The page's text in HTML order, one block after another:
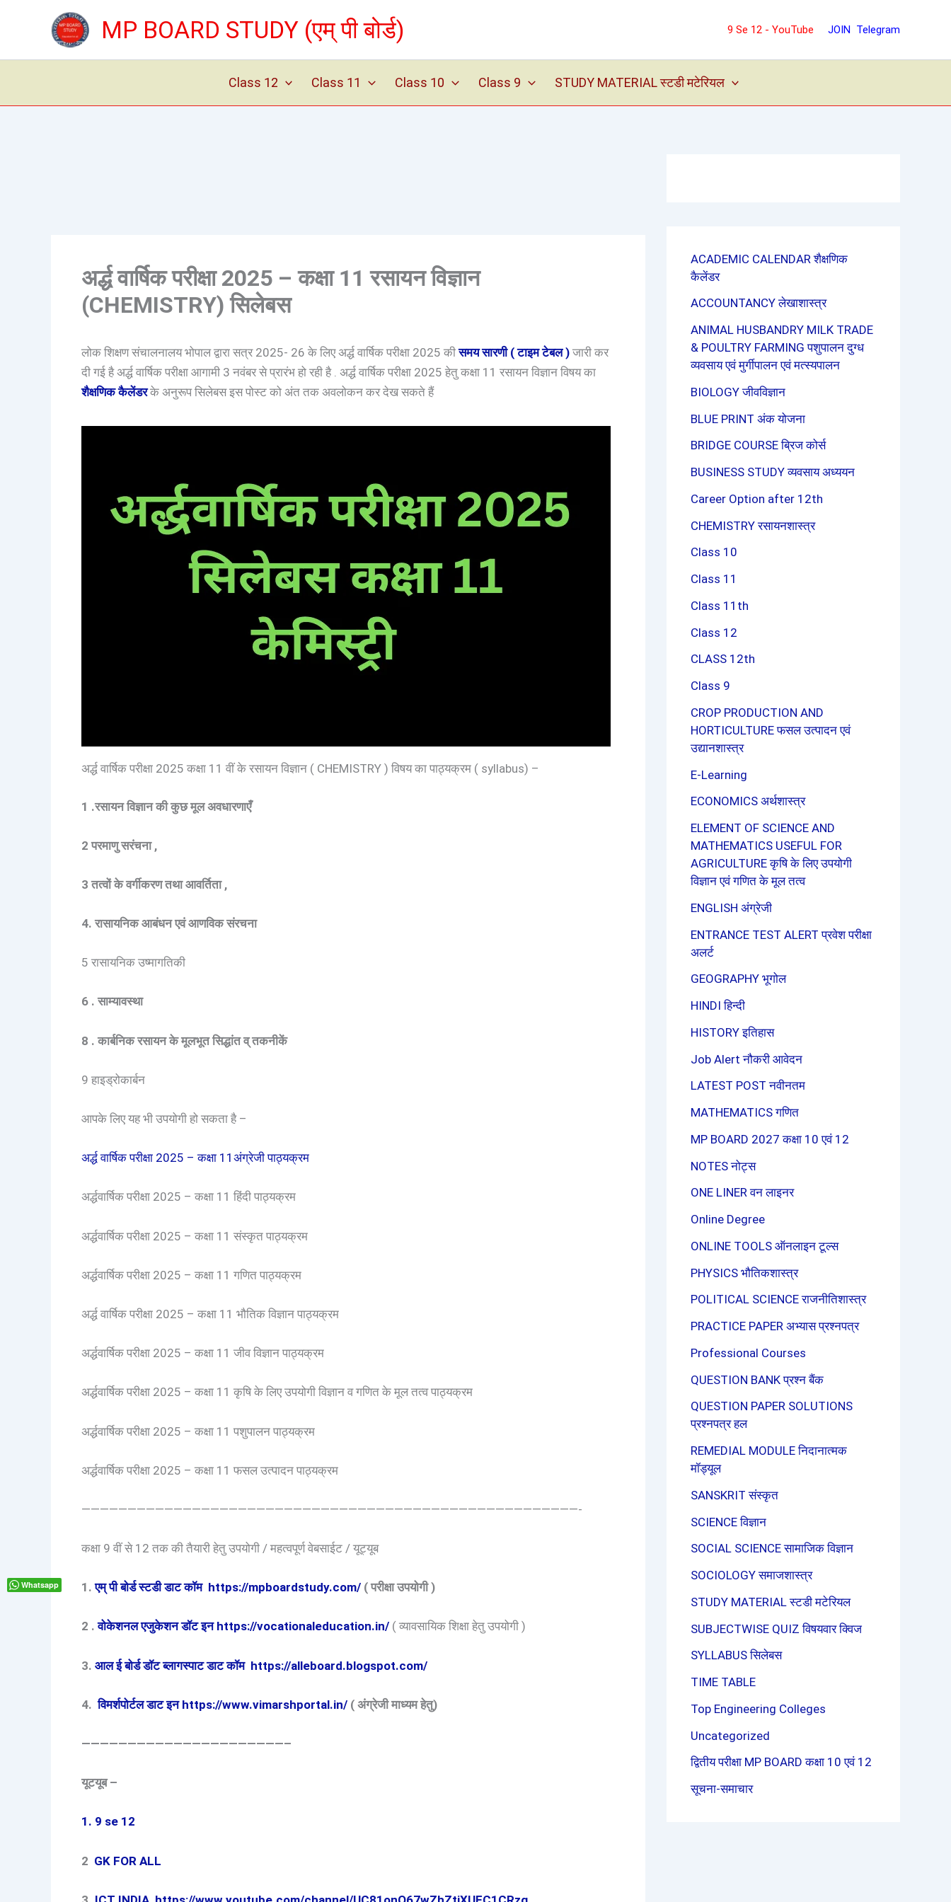
MP BOARD STUDY (एम् पी बोर्ड) 9 Se 12 - YouTube JOIN Telegram
Class 12 Class 11 Class 10 Class 9 STUDY MATERIAL स्टडी मटेरियल
अर्द्ध वार्षिक परीक्षा 2025 – कक्षा 11 रसायन विज्ञान
(CHEMISTRY) सिलेबस
लोक शिक्षण संचालनालय भोपाल द्वारा सत्र 2025- 26 के लिए अर्द्ध वार्षिक परीक्षा 2025 कीसमय सारणी ( टाइम टेबल )जारी कर
दी गई है अर्द्ध वार्षिक परीक्षा आगामी 3 नवंबर से प्रारंभ हो रही है . अर्द्ध वार्षिक परीक्षा 2025 हेतु कक्षा 11 रसायन विज्ञान विषय का
शैक्षणिक कैलेंडरके अनुरूप सिलेबस इस पोस्ट को अंत तक अवलोकन कर देख सकते हैं
अर्द्ध वार्षिक परीक्षा 2025 कक्षा 11 वीं के रसायन विज्ञान ( CHEMISTRY ) विषय का पाठ्यक्रम ( syllabus) –
1 .रसायन विज्ञान की कुछ मूल अवधारणाएँ
2 परमाणु सरंचना ,
3 तत्वों के वर्गीकरण तथा आवर्तिता ,
4. रासायनिक आबंधन एवं आणविक संरचना
5 रासायनिक उष्मागतिकी
6 . साम्यावस्था
8 . कार्बनिक रसायन के मूलभूत सिद्धांत व् तकनीकें
9 हाइड्रोकार्बन
आपके लिए यह भी उपयोगी हो सकता है –
अर्द्ध वार्षिक परीक्षा 2025 – कक्षा 11अंग्रेजी पाठ्यक्रम
अर्द्धवार्षिक परीक्षा 2025 – कक्षा 11 हिंदी पाठ्यक्रम
अर्द्धवार्षिक परीक्षा 2025 – कक्षा 11 संस्कृत पाठ्यक्रम
अर्द्धवार्षिक परीक्षा 2025 – कक्षा 11 गणित पाठ्यक्रम
अर्द्ध वार्षिक परीक्षा 2025 – कक्षा 11 भौतिक विज्ञान पाठ्यक्रम
अर्द्धवार्षिक परीक्षा 2025 – कक्षा 11 जीव विज्ञान पाठ्यक्रम
अर्द्धवार्षिक परीक्षा 2025 – कक्षा 11 कृषि के लिए उपयोगी विज्ञान व गणित के मूल तत्व पाठ्यक्रम
अर्द्धवार्षिक परीक्षा 2025 – कक्षा 11 पशुपालन पाठ्यक्रम
अर्द्धवार्षिक परीक्षा 2025 – कक्षा 11 फसल उत्पादन पाठ्यक्रम
——————————————————————————————————————————————————————-
कक्षा 9 वीं से 12 तक की तैयारी हेतु उपयोगी / महत्वपूर्ण वेबसाईट / यूट्यूब
1. एम् पी बोर्ड स्टडी डाट कॉम https://mpboardstudy.com/( परीक्षा उपयोगी )
2 .वोकेशनल एजुकेशन डॉट इन https://vocationaleducation.in/( व्यावसायिक शिक्षा हेतु उपयोगी )
3. आल ई बोर्ड डॉट ब्लागस्पाट डाट कॉम https://alleboard.blogspot.com/
4.विमर्शपोर्टल डाट इन https://www.vimarshportal.in/( अंग्रेजी माध्यम हेतु)
——————————————————————–
यूटयूब –
1. 9 se 12
2 GK FOR ALL
ACADEMIC CALENDAR शैक्षणिक
कैलेंडर
ACCOUNTANCY लेखाशास्त्र
ANIMAL HUSBANDRY MILK TRADE
& POULTRY FARMING पशुपालन दुग्ध
व्यवसाय एवं मुर्गीपालन एवं मत्स्यपालन
BIOLOGY जीवविज्ञान
BLUE PRINT अंक योजना
BRIDGE COURSE ब्रिज कोर्स
BUSINESS STUDY व्यवसाय अध्ययन
Career Option after 12th
CHEMISTRY रसायनशास्त्र
Class 10
Class 11
Class 11th
Class 12
CLASS 12th
Class 9
CROP PRODUCTION AND
HORTICULTURE फसल उत्पादन एवं
उद्यानशास्त्र
E-Learning
ECONOMICS अर्थशास्त्र
ELEMENT OF SCIENCE AND
MATHEMATICS USEFUL FOR
AGRICULTURE कृषि के लिए उपयोगी
विज्ञान एवं गणित के मूल तत्व
ENGLISH अंग्रेजी
ENTRANCE TEST ALERT प्रवेश परीक्षा
अलर्ट
GEOGRAPHY भूगोल
HINDI हिन्दी
HISTORY इतिहास
Job Alert नौकरी आवेदन
LATEST POST नवीनतम
MATHEMATICS गणित
MP BOARD 2027 कक्षा 10 एवं 12
NOTES नोट्स
ONE LINER वन लाइनर
Online Degree
ONLINE TOOLS ऑनलाइन टूल्स
PHYSICS भौतिकशास्त्र
POLITICAL SCIENCE राजनीतिशास्त्र
PRACTICE PAPER अभ्यास प्रश्नपत्र
Professional Courses
QUESTION BANK प्रश्न बैंक
QUESTION PAPER SOLUTIONS
प्रश्नपत्र हल
REMEDIAL MODULE निदानात्मक
मॉड्यूल
SANSKRIT संस्कृत
SCIENCE विज्ञान
SOCIAL SCIENCE सामाजिक विज्ञान
SOCIOLOGY समाजशास्त्र
STUDY MATERIAL स्टडी मटेरियल
SUBJECTWISE QUIZ विषयवार क्विज
SYLLABUS सिलेबस
TIME TABLE
Top Engineering Colleges
Uncategorized
द्वितीय परीक्षा MP BOARD कक्षा 10 एवं 12
सूचना-समाचार
Whatsapp